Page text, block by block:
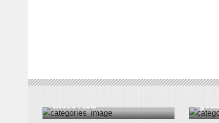
VESTI|ŠID
Moroviću